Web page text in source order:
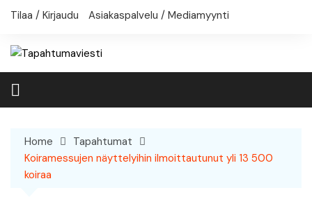
Skip
Tilaa / Kirjaudu Asiakaspalvelu / Mediamyynti
Home
Tapahtumat
Koiramessujen näyttelyihin ilmoittautunut yli 13 500
koiraa